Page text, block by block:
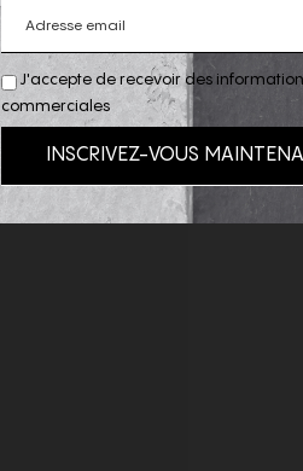
J'accepte de recevoir des
commerciales